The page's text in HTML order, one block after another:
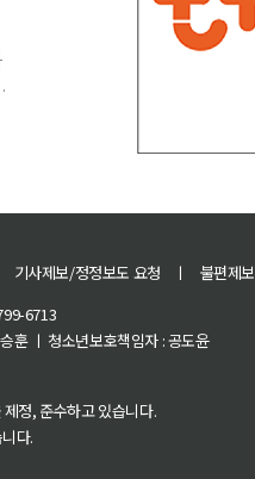
기사제보/정정보도 요청 ㅣ 불편제보
6713
훈 ㅣ 청소년보호책임자 : 공도윤
정, 준수하고 있습니다.
다.